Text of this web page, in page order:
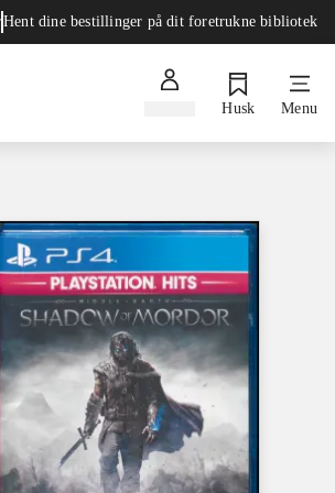
Hent dine bestillinger på dit foretrukne bibliotek
Husk Menu